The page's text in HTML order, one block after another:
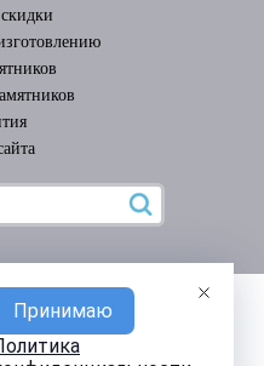
Принимаю